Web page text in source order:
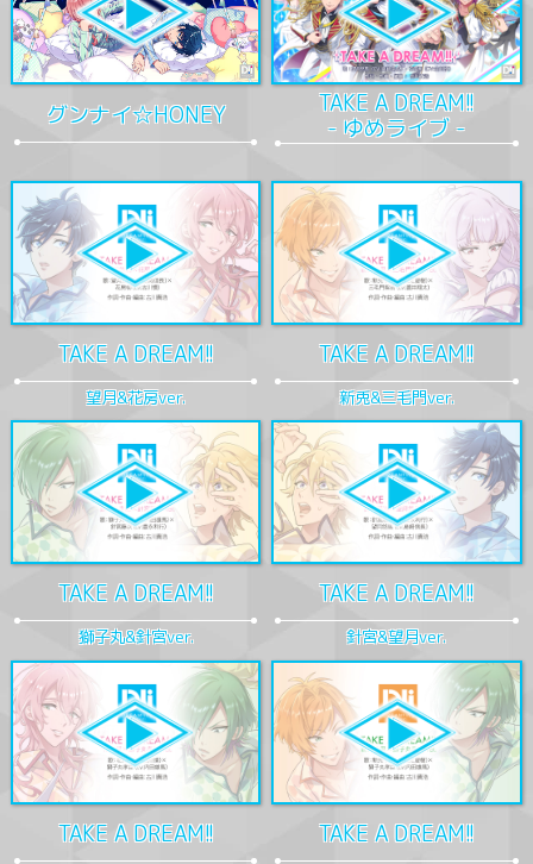
グンナイ☆HONEY
TAKE A DREAM!!
- ゆめライブ -
TAKE A DREAM!!
望月&花房ver.
TAKE A DREAM!!
新兎&三毛門ver.
TAKE A DREAM!!
獅子丸&針宮ver.
TAKE A DREAM!!
針宮&望月ver.
TAKE A DREAM!! TAKE A DREAM!!